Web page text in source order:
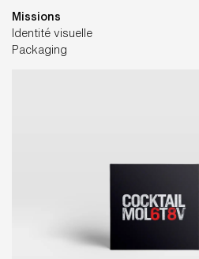
Missions
Identité visuelle
Packaging